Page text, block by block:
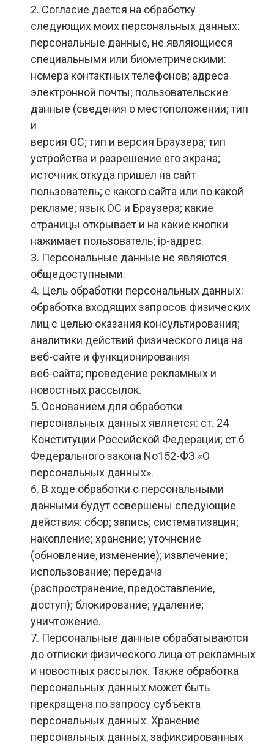
2. Согласие дается на обработку
следующих моих персональных данных:
персональные данные, не являющиеся
специальными или биометрическими:
номера контактных телефонов; адреса
электронной почты; пользовательские
данные (сведения о местоположении; тип
и
версия ОС; тип и версия Браузера; тип
устройства и разрешение его экрана;
источник откуда пришел на сайт
пользователь; с какого сайта или по какой
рекламе; язык ОС и Браузера; какие
страницы открывает и на какие кнопки
нажимает пользователь; ip-адрес.
3. Персональные данные не являются
общедоступными.
4. Цель обработки персональных данных:
обработка входящих запросов физических
лиц с целью оказания консультирования;
аналитики действий физического лица на
веб-сайте и функционирования
веб-сайта; проведение рекламных и
новостных рассылок.
5. Основанием для обработки
персональных данных является: ст. 24
Конституции Российской Федерации; ст.6
Федерального закона No152-ФЗ «О
персональных данных».
6. В ходе обработки с персональными
данными будут совершены следующие
действия: сбор; запись; систематизация;
накопление; хранение; уточнение
(обновление, изменение); извлечение;
использование; передача
(распространение, предоставление,
доступ); блокирование; удаление;
уничтожение.
7. Персональные данные обрабатываются
до отписки физического лица от рекламных
и новостных рассылок. Также обработка
персональных данных может быть
прекращена по запросу субъекта
персональных данных. Хранение
персональных данных, зафиксированных